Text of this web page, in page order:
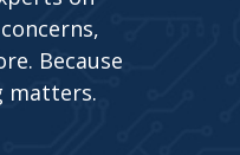
Because
matters.